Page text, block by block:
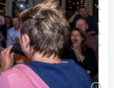
€ 36,50 p.p.
€ 33,50 p.p.
€ 29,50 p.p.
€ 27,50 p.p.